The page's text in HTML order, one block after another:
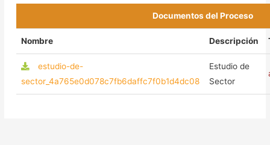
Documentos del Proceso
Nombre Descripción
estudio-de-
sector_4a765e0d078c7fb6daffc7f0b1d4dc08
Estudio de
Sector